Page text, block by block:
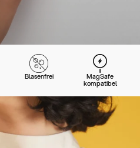
Blasenfrei MagSafe
kompatibel